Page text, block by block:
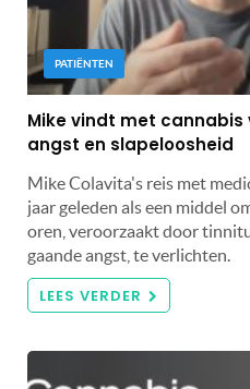
PATIËNTEN
Mike vindt met
angst en slapeloosheid
Mike Colavita's reis met
jaar geleden als een middel
oren, veroorzaakt door
gaande angst, te verlichten.
LEES VERDER